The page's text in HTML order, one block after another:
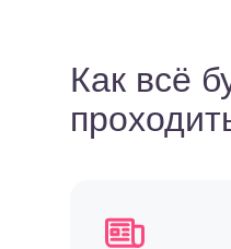
Как всё